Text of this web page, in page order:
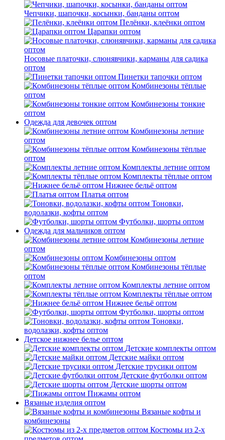
Чепчики, шапочки, косынки, банданы оптом
Пелёнки, клеёнки оптом
Царапки оптом
Носовые платочки, слюнявчики, карманы для садика
оптом
Пинетки тапочки оптом
Комбинезоны тёплые
оптом
Комбинезоны тонкие
оптом
Одежда для девочек оптом
Комбинезоны летние
оптом
Комбинезоны тёплые
оптом
Комплекты летние оптом
Комплекты тёплые оптом
Нижнее бельё оптом
Платья оптом
Тоновки,
водолазки, кофты оптом
Футболки, шорты оптом
Одежда для мальчиков оптом
Комбинезоны летние
оптом
Комбинезоны оптом
Комбинезоны тёплые
оптом
Комплекты летние оптом
Комплекты тёплые оптом
Нижнее бельё оптом
Футболки, шорты оптом
Тоновки,
водолазки, кофты оптом
Детское нижнее белье оптом
Детские комплекты оптом
Детские майки оптом
Детские трусики оптом
Детские футболки оптом
Детские шорты оптом
Пижамы оптом
Вязаные изделия оптом
Вязаные кофты и
комбинезоны
Костюмы из 2-х